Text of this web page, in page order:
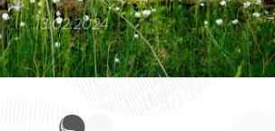
13.02.2024